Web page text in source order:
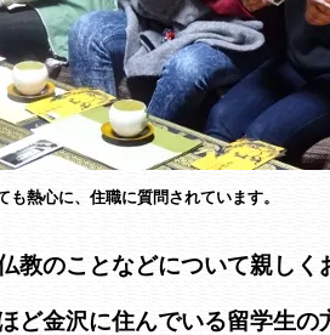
も熱心に、住職に質問されています。
教のことなどについて親しく
ど金沢に住んでいる留学生の